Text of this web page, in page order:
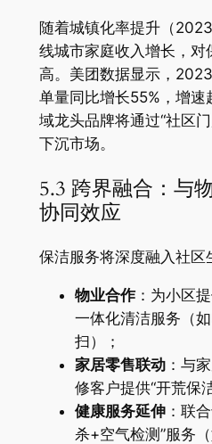
随着城镇化率提升（
线城市家庭收入增长，对
高。美团数据显示，
单量同比增长55%，增速
域龙头品牌将通过“社区
下沉市场。
5.3 跨界融合：与
协同效应
保洁服务将深度融入社区
​物业合作​：为小区
一体化清洁服务（
扫）；
​家居零售联动​：与
修客户提供“开荒保
​健康服务延伸​：联
杀+空气检测”服务